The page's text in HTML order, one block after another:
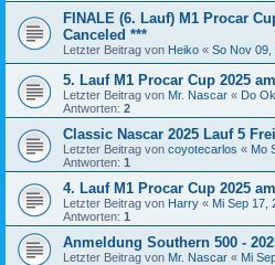
FINALE (6. Lauf) M1 Procar
Canceled ***
Letzter Beitrag von Heiko « So Nov 09,
5. Lauf M1 Procar Cup 2025
Letzter Beitrag von Mr. Nascar « Do
Antworten: 2
Classic Nascar 2025 Lauf 5
Letzter Beitrag von coyotecarlos « Mo
Antworten: 1
4. Lauf M1 Procar Cup 2025
Letzter Beitrag von Harry « Mi Sep 17,
Antworten: 1
Anmeldung Southern 500 -
Letzter Beitrag von Mr. Nascar « Mi